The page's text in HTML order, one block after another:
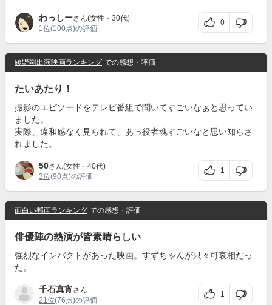
わっしーさん(女性・30代)
1位(100点)の評価
0
綾野剛出演映画ランキング での感想・評価
たいあたり！
撮影のエピソードをテレビ番組で聞いてすごいなぁと思ってい
ました。
実際、違和感なく見られて、あっ役者魂すごいなと思い知らさ
れました。
50さん(女性・40代)
3位(90点)の評価
1
面白い邦画ランキング での感想・評価
俳優陣の熱演が皆素晴らしい
強烈なインパクトがあった映画。すずちゃんが只々可哀相だっ
た。
千石真宵さん
21位(76点)の評価
1